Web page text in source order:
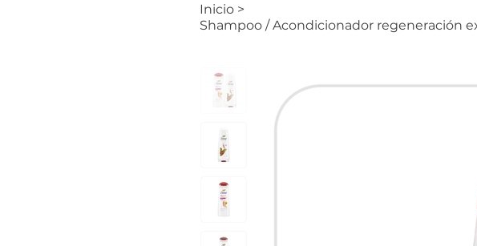
Inicio >
Shampoo / Acondicionador regeneración